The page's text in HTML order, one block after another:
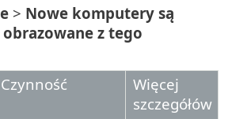
> Nowe komputery są
z tego
Czynność
Więcej
szczegółów